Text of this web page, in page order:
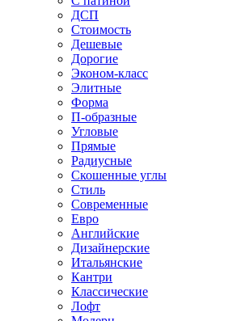
ДСП
Стоимость
Дешевые
Дорогие
Эконом-класс
Элитные
Форма
П-образные
Угловые
Прямые
Радиусные
Скошенные углы
Стиль
Современные
Евро
Английские
Дизайнерские
Итальянские
Кантри
Классические
Лофт